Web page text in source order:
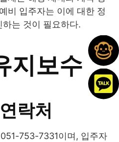
비 입주자는 이에 대한 정
는 것이 필요하다.
지보수
락처
753-7331이며, 입주자